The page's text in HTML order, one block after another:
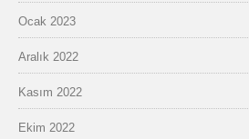
Ocak 2023
Aralık 2022
Kasım 2022
Ekim 2022